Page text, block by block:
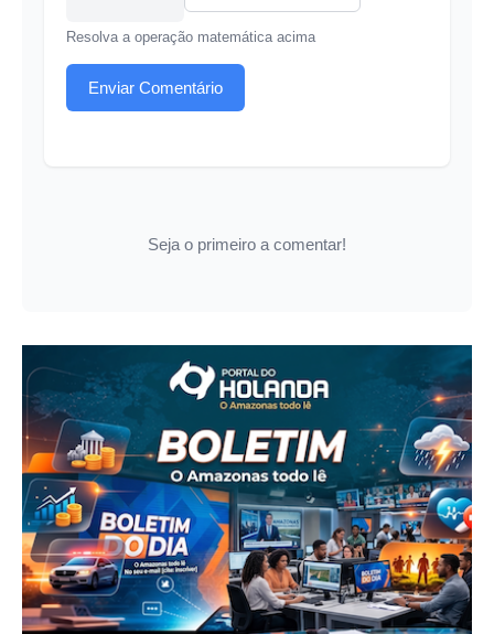
Resolva a operação matemática acima
Enviar Comentário
Seja o primeiro a comentar!